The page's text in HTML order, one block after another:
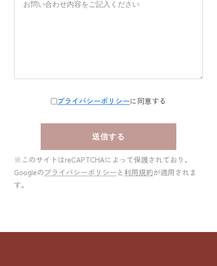
プライバシーポリシーに同意する
※このサイトはreCAPTCHAによって保護されており、
Googleのプライバシーポリシーと利用規約が適用されま
す。